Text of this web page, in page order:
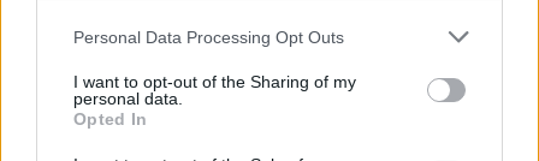
Please note that this website/app uses one or more Google
not limited to your visit or usage behaviour. You may click to
grant or deny consent to Google and its third-party tags to
use your data for below specified purposes in below Google
Personal Data Processing Opt Outs
I want to opt-out of the Sharing of my
personal data.
Opted In